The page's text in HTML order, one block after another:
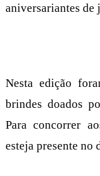
aniversariantes de
Nesta edição
brindes doados
Para concorrer
esteja presente no